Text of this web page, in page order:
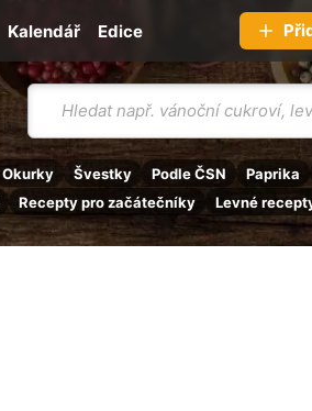
Vyhledávání
Okurky Švestky Podle ČSN Paprika
Recepty pro začátečníky Levné
Kalendář Edice